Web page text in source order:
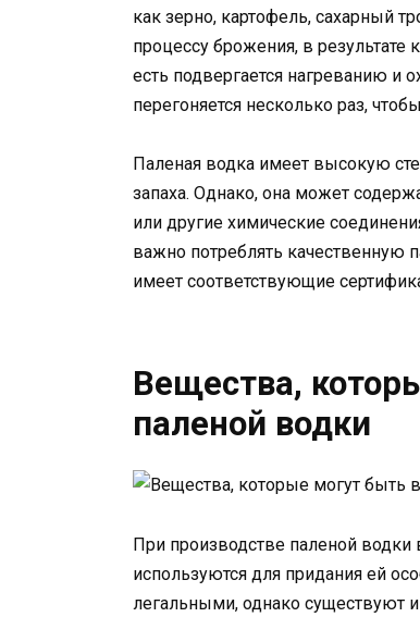
как зерно, картофель, сахарный
процессу брожения, в результате
есть подвергается нагреванию и
перегоняется несколько раз,
Паленая водка имеет высокую
запаха. Однако, она может
или другие химические
важно потреблять качественную
имеет соответствующие
Вещества,
паленой водки
При производстве паленой водки
используются для придания ей
легальными, однако существуют